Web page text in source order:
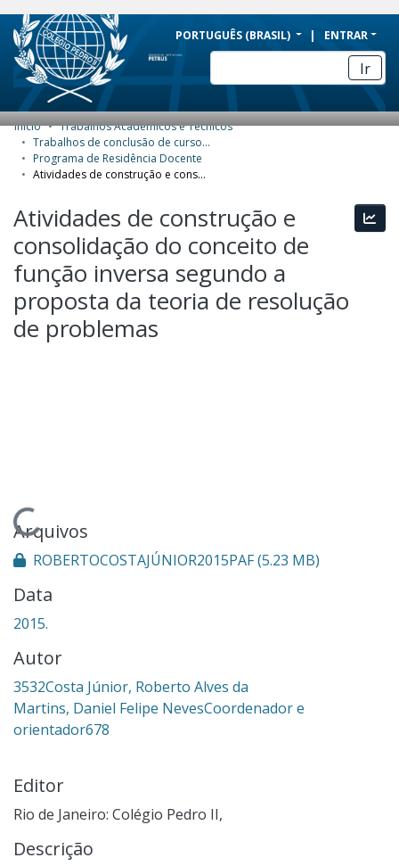
BRAZIL
Simplifique!
Comunica BR
Participe
Acesso à informação
Legislação
PORTUGUÊS (BRASIL) ENTRAR
Ir
COMUNIDADES E COLEÇÕES
NAVEGAR
ESTATÍSTICAS
SOBRE
Início
Trabalhos Acadêmicos e Técnicos
Trabalhos de conclusão de curso de Especialização
Programa de Residência Docente
Atividades de construção e consolidação do conceito de função inversa segundo a proposta da teoria de resolução de problemas
Atividades de construção e
consolidação do conceito de
função inversa segundo a
proposta da teoria de resolução
de problemas
Carregando...
Arquivos
ROBERTOCOSTAJÚNIOR2015PAF(5.23 MB)
Data
2015.
Autor
3532Costa Júnior, Roberto Alves da
Martins, Daniel Felipe NevesCoordenador e
orientador678
Editor
Rio de Janeiro: Colégio Pedro II,
Descrição